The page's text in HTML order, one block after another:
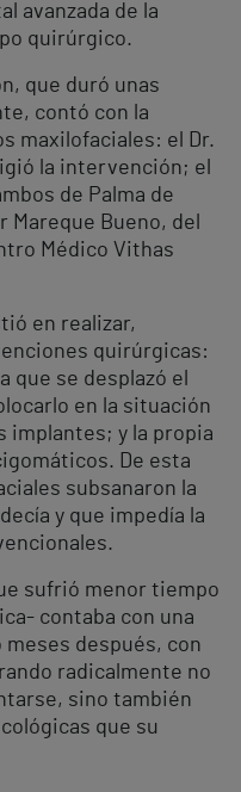
avanzada de la
quirúrgico.
que duró unas
contó con la
maxilofaciales: el Dr.
la intervención; el
de Palma de
Mareque Bueno, del
Médico Vithas
en realizar,
quirúrgicas:
que se desplazó el
en la situación
implantes; y la propia
De esta
subsanaron la
y que impedía la
sufrió menor tiempo
contaba con una
después, con
radicalmente no
sino también
que su